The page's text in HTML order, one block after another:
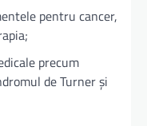
pentru cancer,
precum
de Turner și